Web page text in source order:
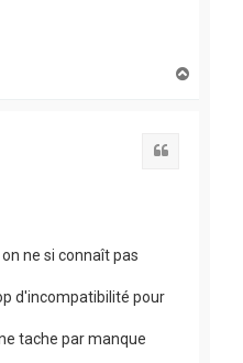
ne si connaît pas
d'incompatibilité pour
tache par manque